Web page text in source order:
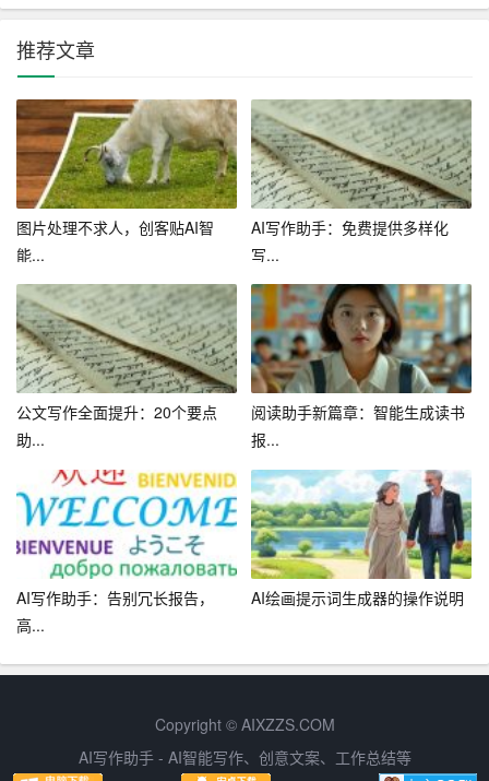
文章等，满足个人写作需求。
5. 创意产业：在线AI作文助手可协助创作者完成剧本、
说等作品的创作，激发创意灵感。
四、结语
总之，随着人工智能技术的不断进步，在线AI作文助手在
各个领域的应用将越来越广泛。作为一款智能写作伙伴，
它在帮助用户提高写作效率、提升写作质量方面具有巨大
潜力。然而，我们也要看到，在线AI作文助手尚存在一定
的局限性，如创作深度、情感表达等方面仍有待提高。在
未来的发展中，我们期待在线AI作文助手能够不断优化升
级，为用户提供更加优质的写作服务。
推荐文章
图片处理不求人，创客贴AI智
能...
AI写作助手：免费提供多样化
写...
公文写作全面提升：20个要点
助...
阅读助手新篇章：智能生成读书
报...
AI写作助手：告别冗长报告，
高...
AI绘画提示词生成器的操作说明
Copyright © AIXZZS.COM
AI写作助手 - AI智能写作、创意文案、工作总结等